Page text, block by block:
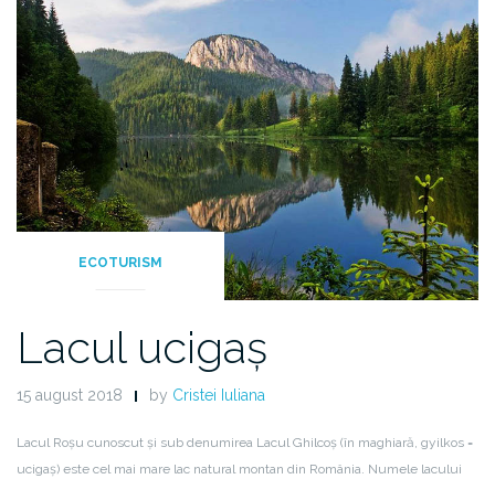
ECOTURISM
Lacul ucigaș
15 august 2018 by Cristei Iuliana
Lacul Roșu cunoscut și sub denumirea Lacul Ghilcoș (în maghiară, gyilkos =
ucigaș) este cel mai mare lac natural montan din România. Numele lacului